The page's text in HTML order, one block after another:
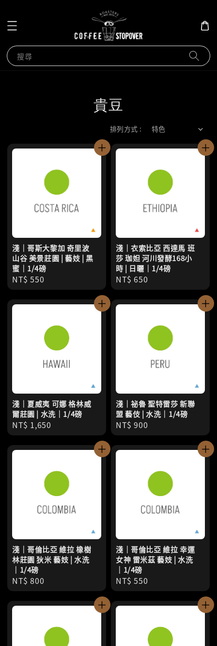
搜尋
貴豆
排列方式 :
淺｜哥斯大黎加 奇里波
山谷 美景莊園 | 藝妓 | 黑
蜜｜1/4磅
Regular
price
NT$ 550
淺｜衣索比亞 西達馬 班
莎 珈妲 河川發酵168小
時 | 日曬｜1/4磅
Regular
price
NT$ 650
淺｜夏威夷 可娜 格林威
爾莊園 | 水洗｜1/4磅
Regular
price
NT$ 1,650
淺｜祕魯 聖特雷莎 新聯
盟 藝伎 | 水洗｜1/4磅
Regular
price
NT$ 900
淺｜哥倫比亞 維拉 橡樹
林莊園 狄米 藝妓 | 水洗
｜1/4磅
Regular
price
NT$ 800
淺｜哥倫比亞 維拉 幸運
女神 雷米茲 藝妓 | 水洗
｜1/4磅
Regular
price
NT$ 550